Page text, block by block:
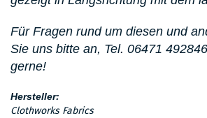
Für Fragen rund um diesen und
Sie uns bitte an, Tel. 06471
gerne!
Hersteller:
Clothworks Fabrics